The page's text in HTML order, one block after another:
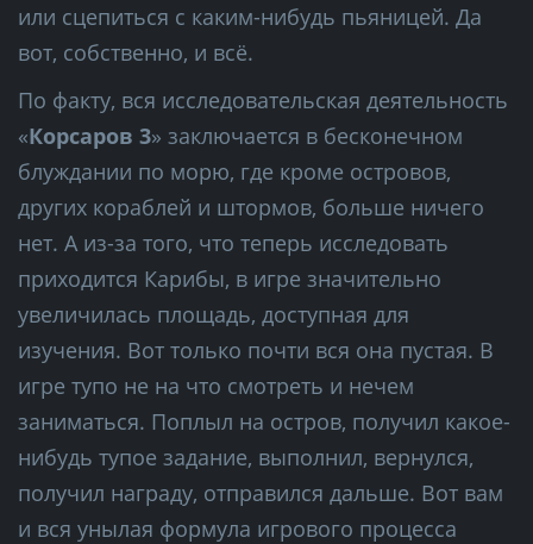
или сцепиться с каким-нибудь пьяницей. Да
вот, собственно, и всё.
По факту, вся исследовательская деятельность
«Корсаров 3» заключается в бесконечном
блуждании по морю, где кроме островов,
других кораблей и штормов, больше ничего
нет. А из-за того, что теперь исследовать
приходится Карибы, в игре значительно
увеличилась площадь, доступная для
изучения. Вот только почти вся она пустая. В
игре тупо не на что смотреть и нечем
заниматься. Поплыл на остров, получил какое-
нибудь тупое задание, выполнил, вернулся,
получил награду, отправился дальше. Вот вам
и вся унылая формула игрового процесса